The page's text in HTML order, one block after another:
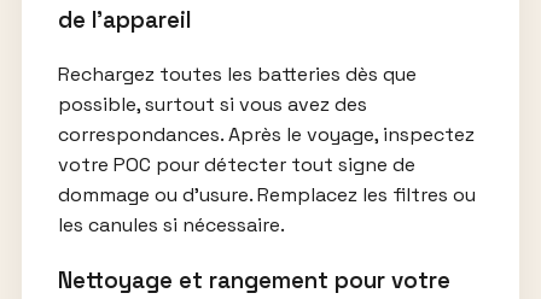
de l’appareil
Rechargez toutes les batteries dès que
possible, surtout si vous avez des
correspondances. Après le voyage, inspectez
votre POC pour détecter tout signe de
dommage ou d’usure. Remplacez les filtres ou
les canules si nécessaire.
Nettoyage et rangement pour votre